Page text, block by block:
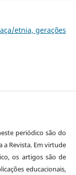
etnia, gerações
periódico são do
Revista. Em virtude
os artigos são de
educacionais,